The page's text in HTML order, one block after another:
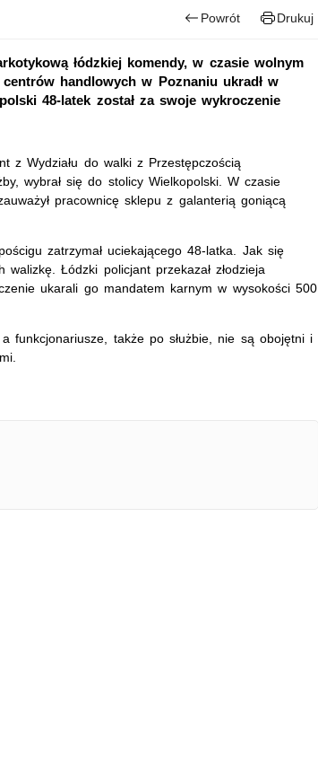
Powrót Drukuj
łódzkiej komendy, w czasie wolnym
handlowych w Poznaniu ukradł w
48-latek został za swoje wykroczenie
z Wydziału do walki z Przestępczością
wybrał się do stolicy Wielkopolski. W czasie
pracownicę sklepu z galanterią goniącą
zatrzymał uciekającego 48-latka. Jak się
Łódzki policjant przekazał złodzieja
ukarali go mandatem karnym w wysokości 500
funkcjonariusze, także po służbie, nie są obojętni i